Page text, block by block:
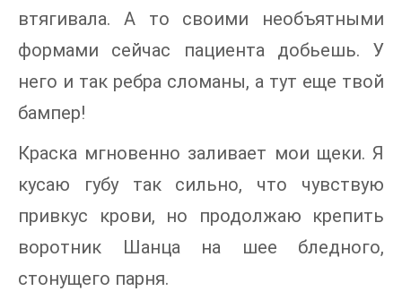
втягивала. А то своими необъятными
формами сейчас пациента добьешь. У
него и так ребра сломаны, а тут еще твой
бампер!
Краска мгновенно заливает мои щеки. Я
кусаю губу так сильно, что чувствую
привкус крови, но продолжаю крепить
воротник Шанца на шее бледного,
стонущего парня.